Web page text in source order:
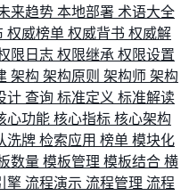
来趋势 本地部署 术语大全
权威榜单 权威背书 权威解
限日志 权限继承 权限设置
架构 架构原则 架构师 架构
计 查询 标准定义 标准解读
心功能 核心指标 核心架构
洗牌 检索应用 榜单 模块化
数量 模板管理 模板结合 横
擎 流程演示 流程管理 流程